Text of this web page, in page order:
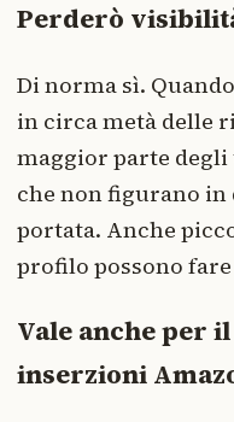
Perderò
Di norma sì.
in circa metà delle
maggior parte
che non figurano
portata. Anche
profilo possono
Vale anche per
inserzioni